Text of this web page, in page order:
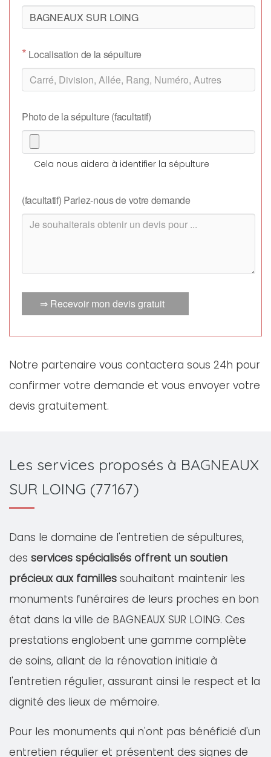
* Localisation de la sépulture
Photo de la sépulture (facultatif)
Cela nous aidera à identifier la sépulture
(facultatif) Parlez-nous de votre demande
⇒ Recevoir mon devis gratuit
Notre partenaire vous contactera sous 24h pour
confirmer votre demande et vous envoyer votre
devis gratuitement.
Les services proposés à BAGNEAUX
SUR LOING (77167)
Dans le domaine de l'entretien de sépultures,
des services spécialisés offrent un soutien
précieux aux familles souhaitant maintenir les
monuments funéraires de leurs proches en bon
état dans la ville de BAGNEAUX SUR LOING. Ces
prestations englobent une gamme complète
de soins, allant de la rénovation initiale à
l'entretien régulier, assurant ainsi le respect et la
dignité des lieux de mémoire.
Pour les monuments qui n'ont pas bénéficié d'un
entretien régulier et présentent des signes de